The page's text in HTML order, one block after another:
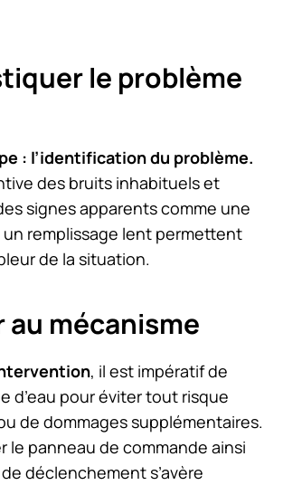
le problème
: l’identification du problème.
des bruits inhabituels et
signes apparents comme une
un remplissage lent permettent
de la situation.
au mécanisme
, il est impératif de
d’eau pour éviter tout risque
de dommages supplémentaires.
le panneau de commande ainsi
déclenchement s’avère